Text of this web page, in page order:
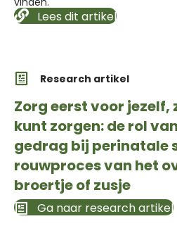
Lees dit artikel
Research artikel
Zorg eerst voor
kunt zorgen: de rol
gedrag bij perinatale
rouwproces van het
broertje of zusje
Ga naar research artikel